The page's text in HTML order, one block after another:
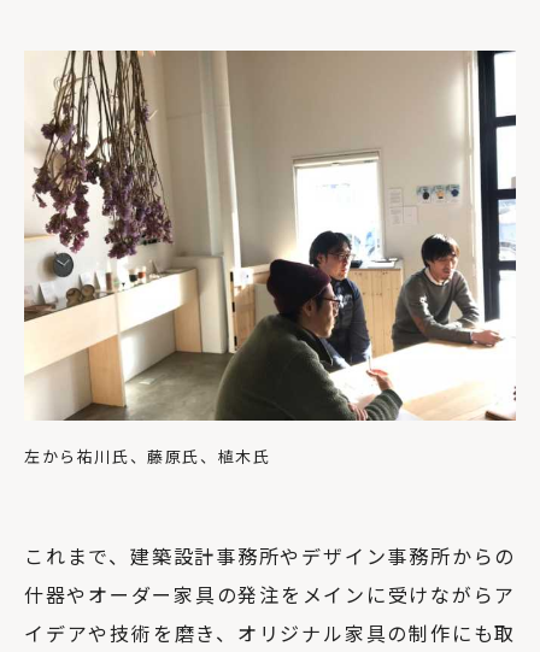
左から祐川氏、藤原氏、植木氏
これまで、建築設計事務所やデザイン事務所からの
什器やオーダー家具の発注をメインに受けながらア
イデアや技術を磨き、オリジナル家具の制作にも取